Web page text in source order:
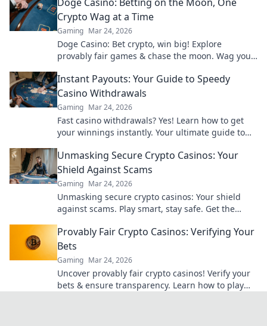
Crypto Wag at a Time
Gaming Mar 24, 2026
Doge Casino: Bet crypto, win big! Explore
provably fair games & chase the moon. Wag your
Instant Payouts: Your Guide to Speedy
Casino Withdrawals
Gaming Mar 24, 2026
Fast casino withdrawals? Yes! Learn how to get
your winnings instantly. Your ultimate guide to
Unmasking Secure Crypto Casinos: Your
Shield Against Scams
Gaming Mar 24, 2026
Unmasking secure crypto casinos: Your shield
against scams. Play smart, stay safe. Get the
Provably Fair Crypto Casinos: Verifying Your
Bets
Gaming Mar 24, 2026
Uncover provably fair crypto casinos! Verify your
bets & ensure transparency. Learn how to play